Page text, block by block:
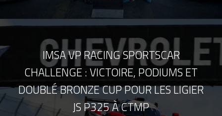
IMSA VP RACING SPORTSCAR
CHALLENGE : VICTOIRE, PODIUMS ET
DOUBLÉ BRONZE CUP POUR LES LIGIER
JS P325 À CTMP